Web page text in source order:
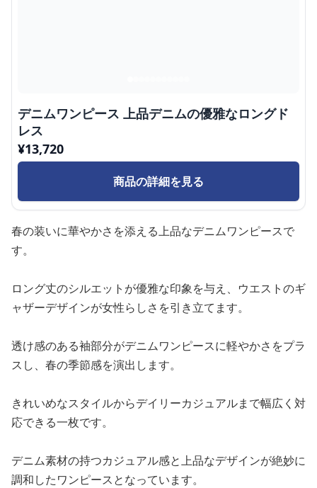
デニムワンピース 上品デニムの優雅なロングド
レス
¥13,720
商品の詳細を見る
春の装いに華やかさを添える上品なデニムワンピースで
す。
ロング丈のシルエットが優雅な印象を与え、ウエストのギ
ャザーデザインが女性らしさを引き立てます。
透け感のある袖部分がデニムワンピースに軽やかさをプラ
スし、春の季節感を演出します。
きれいめなスタイルからデイリーカジュアルまで幅広く対
応できる一枚です。
デニム素材の持つカジュアル感と上品なデザインが絶妙に
調和したワンピースとなっています。